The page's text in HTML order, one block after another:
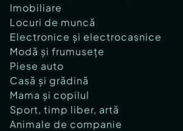
Imobiliare
Locuri de muncă
Electronice și electrocasnice
Modă și frumusețe
Piese auto
Casă și grădină
Mama și copilul
Sport, timp liber, artă
Animale de companie